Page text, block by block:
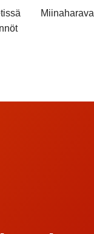
Miinaharava